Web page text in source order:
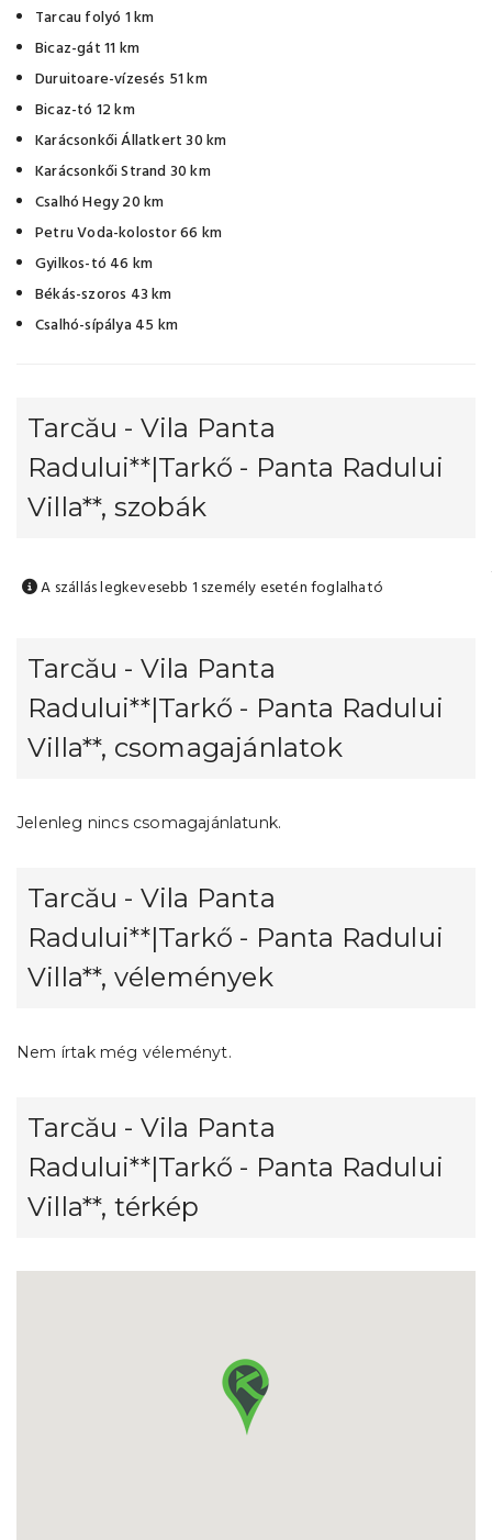
Tarcau folyó 1 km
Bicaz-gát 11 km
Duruitoare-vízesés 51 km
Bicaz-tó 12 km
Karácsonkői Állatkert 30 km
Karácsonkői Strand 30 km
Csalhó Hegy 20 km
Petru Voda-kolostor 66 km
Gyilkos-tó 46 km
Békás-szoros 43 km
Csalhó-sípálya 45 km
Tarcău - Vila Panta
Radului**|Tarkő - Panta Radului
Villa**, szobák
A szállás legkevesebb 1 személy esetén foglalható
Tarcău - Vila Panta
Radului**|Tarkő - Panta Radului
Villa**, csomagajánlatok
Jelenleg nincs csomagajánlatunk.
Tarcău - Vila Panta
Radului**|Tarkő - Panta Radului
Villa**, vélemények
Nem írtak még véleményt.
Tarcău - Vila Panta
Radului**|Tarkő - Panta Radului
Villa**, térkép